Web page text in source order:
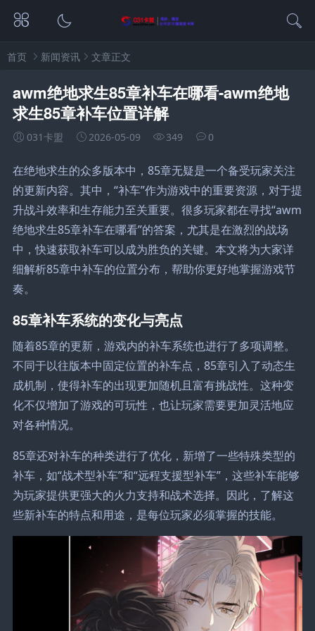
首页 新闻资讯 文章正文
awm绝地求生85章补车在哪看-awm绝地
求生85章补车位置详解
031卡盟 2026-05-09 349 0
在绝地求生的众多版本中，85章无疑是一个备受玩家关注
的更新内容。其中，“补车”作为游戏中的重要资源，对于提
升战斗效率和生存能力至关重要。很多玩家都在寻找“awm
绝地求生85章补车在哪看”的答案，尤其是在激烈的战场
中，快速获取补车可以成为胜负的关键。本文将为大家详
细解析85章中补车的位置分布，帮助你更好地掌握游戏节
奏。
85章补车系统的变化与亮点
随着85章的更新，游戏内的补车系统也进行了多项调整。
不同于以往版本中固定位置的补车点，85章引入了动态生
成机制，使得补车的出现更加随机且富有挑战性。这种变
化不仅增加了游戏的可玩性，也让玩家需要更加灵活地应
对各种情况。
85章还对补车的种类进行了优化，新增了一些特殊类型的
补车，如“战术型补车”和“远程支援型补车”，这些补车能够
为玩家提供更强大的火力支持和战术选择。因此，了解这
些新补车的特点和用途，是每位玩家必须掌握的技能。